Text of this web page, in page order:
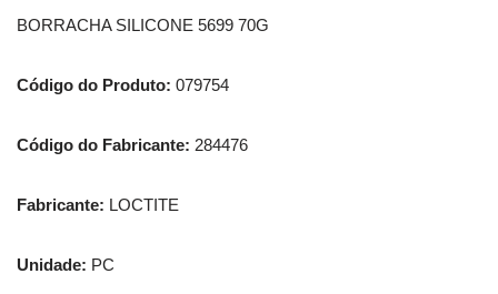
BORRACHA SILICONE 5699 70G
Código do Produto: 079754
Código do Fabricante: 284476
Fabricante: LOCTITE
Unidade: PC